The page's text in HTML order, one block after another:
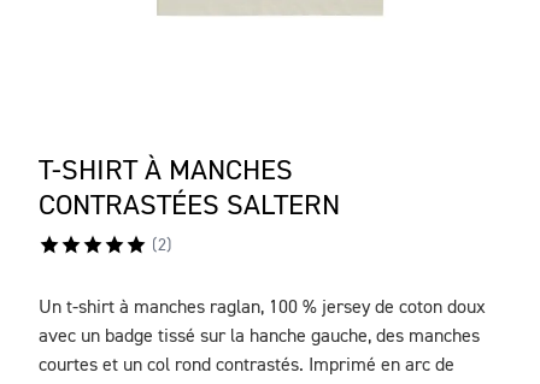
T-SHIRT À MANCHES
CONTRASTÉES SALTERN
(2)
DESCRIPTION
Un t-shirt à manches raglan, 100 % jersey de coton doux
avec un badge tissé sur la hanche gauche, des manches
courtes et un col rond contrastés. Imprimé en arc de